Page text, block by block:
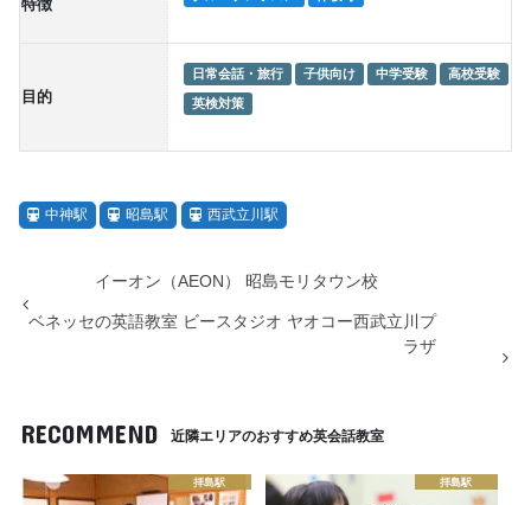
特徴
目的
日常会話・旅行 子供向け 中学受験 高校受験
英検対策
中神駅 昭島駅 西武立川駅
イーオン（AEON） 昭島モリタウン校
ベネッセの英語教室 ビースタジオ ヤオコー西武立川プ
ラザ
RECOMMEND 近隣エリアのおすすめ英会話教室
拝島駅 拝島駅